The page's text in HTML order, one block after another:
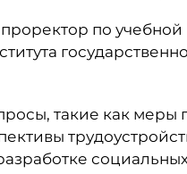
по учебной
такие как меры